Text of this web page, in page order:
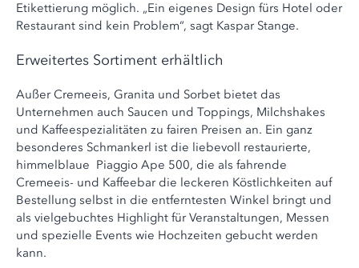
Etikettierung möglich. „Ein eigenes Design fürs Hotel oder
Restaurant sind kein Problem“, sagt Kaspar Stange.
Erweitertes Sortiment erhältlich
Außer Cremeeis, Granita und Sorbet bietet das
Unternehmen auch Saucen und Toppings, Milchshakes
und Kaffeespezialitäten zu fairen Preisen an. Ein ganz
besonderes Schmankerl ist die liebevoll restaurierte,
himmelblaue Piaggio Ape 500, die als fahrende
Cremeeis- und Kaffeebar die leckeren Köstlichkeiten auf
Bestellung selbst in die entferntesten Winkel bringt und
als vielgebuchtes Highlight für Veranstaltungen, Messen
und spezielle Events wie Hochzeiten gebucht werden
kann.